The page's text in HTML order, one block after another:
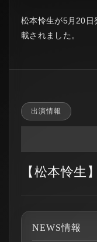
松本怜生が5月20
載されました。
出演情報
【松本怜生
NEWS情報